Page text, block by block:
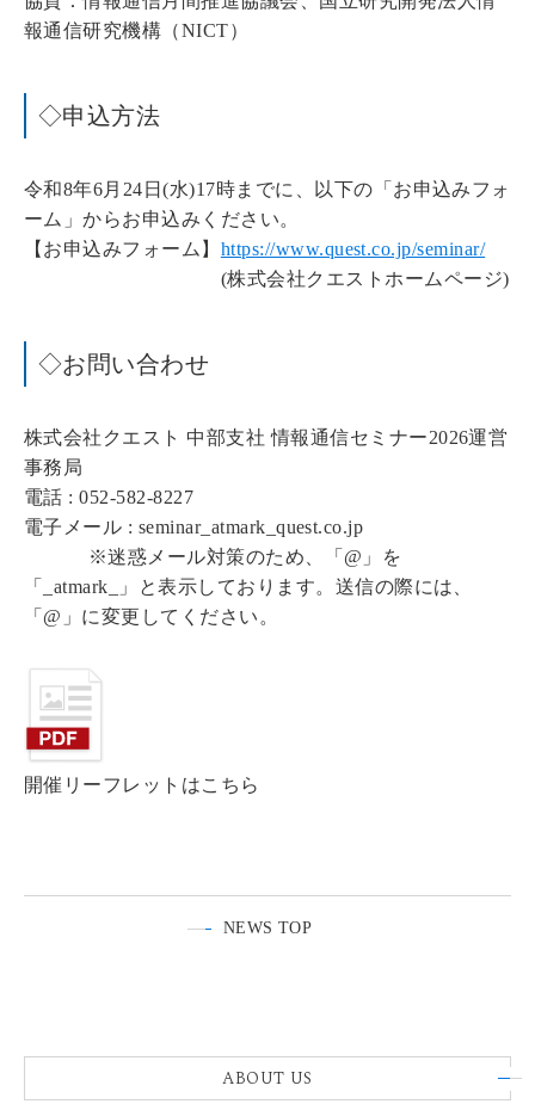
報通信研究機構（NICT）
◇申込方法
令和8年6月24日(水)17時までに、以下の「お申込みフォ
ーム」からお申込みください。
【お申込みフォーム】 https://www.quest.co.jp/seminar/
(株式会社クエストホームページ)
◇お問い合わせ
株式会社クエスト 中部支社 情報通信セミナー2026運営
事務局
電話 : 052-582-8227
電子メール : seminar_atmark_quest.co.jp
※迷惑メール対策のため、「@」を
「_atmark_」と表示しております。送信の際には、
「@」に変更してください。
開催リーフレットはこちら
NEWS TOP
ABOUT US